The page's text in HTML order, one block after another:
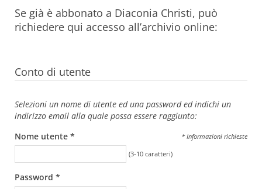
Se già è abbonato a Diaconia Christi, può
richiedere qui accesso all’archivio online:
Conto di utente
Selezioni un nome di utente ed una password ed indichi un
indirizzo email alla quale possa essere raggiunto:
* Informazioni richieste
Nome utente *
(3-10 caratteri)
Password *